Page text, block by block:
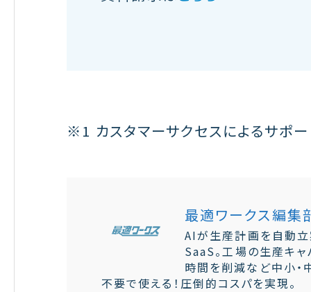
※1 カスタマーサクセスによるサポー
最適ワークス編集
AIが生産計画を自動立
SaaS。工場の生産キ
時間を削減など中小・
不要で使える！圧倒的コスパを実現。